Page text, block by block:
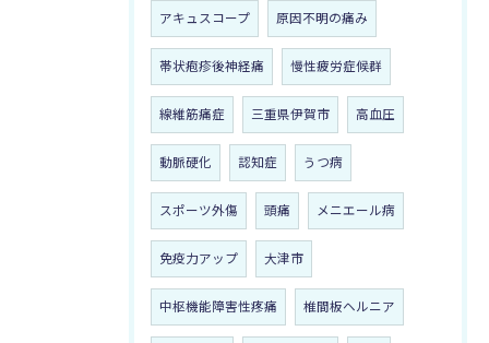
アキュスコープ 原因不明の痛み
帯状疱疹後神経痛 慢性疲労症候群
線維筋痛症 三重県伊賀市 高血圧
動脈硬化 認知症 うつ病
スポーツ外傷 頭痛 メニエール病
免疫力アップ 大津市
中枢機能障害性疼痛 椎間板ヘルニア